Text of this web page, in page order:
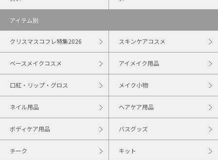
アイテム別
クリスマスコフレ特集2026 スキンケアコスメ
ベースメイクコスメ アイメイク用品
口紅・リップ・グロス メイク小物
ネイル用品 ヘアケア用品
ボディケア用品 バスグッズ
チーク キット